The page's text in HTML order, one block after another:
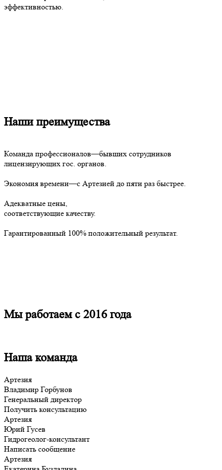
эффективностью.
Наши преимущества
Команда профессионалов—бывших сотрудников
лицензирующих гос. органов.
Экономия времени—с Артезией до пяти раз быстрее.
Адекватные цены,
соответствующие качеству.
Гарантированный 100% положительный результат.
Мы работаем с 2016 года
Наша команда
Артезия
Владимир Горбунов
Генеральный директор
Получить консультацию
Артезия
Юрий Гусев
Гидрогеолог-консультант
Написать сообщение
Артезия